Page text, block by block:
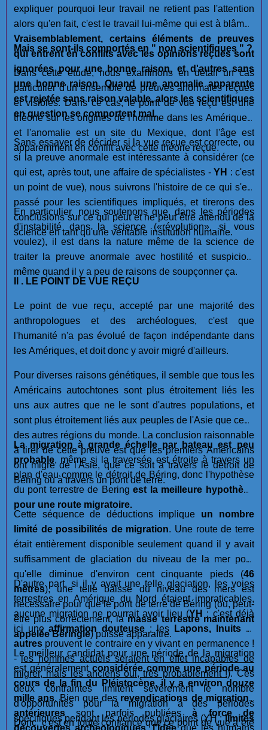
expliquer pourquoi leur travail ne retient pas l'attention
alors qu'en fait, c'est le travail lui-même qui est à blâmer.
Vraisemblablement, certains éléments de preuves
qui entrent en conflits avec les opinions reçues sont
ignorées pour une bonne raison, et d'autres sans
une bonne raison.Quand une anomalie apparente
est rejetée sans raison valable, alors les scientifiques
en question se comportent mal.
Mais se sont-ils comportés en " non scientifiques " ?
Dans cette étude, nous examinons en détail un cas
particulier d'un ensemble de preuves anormales reçues
et visibles. Dans ce cas, le point de vue reçu est une
théorie sur les origines de l'homme dans les Amériques,
et l'anomalie est un site du Mexique, dont l'âge est
apparemment en conflit avec cette théorie reçue.
Sans essayer de décider si la vue reçue est correcte, ou
si la preuve anormale est intéressante à considérer (ce
qui est, après tout, une affaire de spécialistes - YH : c'est
un point de vue), nous suivrons l'histoire de ce qui s'est
passé pour les scientifiques impliqués, et tirerons des
conclusions sur ce qui peut et ne peut être attendu de la
science en tant qu'une véritable institution humaine.
En particulier, nous soutenons que, dans les périodes
d'instabilité dans la science («révolution», si vous
voulez), il est dans la nature même de la science de
traiter la preuve anormale avec hostilité et suspicion,
même quand il y a peu de raisons de soupçonner ça.
II . LE POINT DE VUE REÇU
Le point de vue reçu, accepté par une majorité des
anthropologues et des archéologues, c'est que
l'humanité n'a pas évolué de façon indépendante dans
les Amériques, et doit donc y avoir migré d'ailleurs.
Pour diverses raisons génétiques, il semble que tous les
Américains autochtones sont plus étroitement liés les
uns aux autres que ne le sont d'autres populations, et
sont plus étroitement liés aux peuples de l'Asie que ceux
des autres régions du monde. La conclusion raisonnable
à tirer de cette preuve est que les premiers Américains
ont migré de l'Asie, que ce soit à travers le détroit de
Béring ou à travers un pont de terre.
La migration à grande échelle par bateau est peu
probable, même si la traversée est étroite à travers un
plan d'eau comme le détroit de Béring, donc l'hypothèse
du pont terrestre de Bering est la meilleure hypothèse
pour une route migratoire.
Cette séquence de déductions implique un nombre
limité de possibilités de migration. Une route de terre
était entièrement disponible seulement quand il y avait
suffisamment de glaciation du niveau de la mer pour
qu'elle diminue d'environ cent cinquante pieds (46
mètres), une telle baisse du niveau des mers est
nécessaire pour que le pont de terre de Béring (ou, peut-
être plus correctement, lamasse terrestre maintenant
appelée Béringie) puisse apparaître.
D'autre part, si il y avait une telle glaciation, les voies
terrestres en Amérique du Nord étaient impraticables,
aucune migration ne pourrait avoir lieu (YH : c'est déjà
ici une affirmation douteuse : les Lapons, Inuits et
autres prouvent le contraire en y vivant en permanence !
-les hommes actuels seraient en effet incapables de
migrer, mais les anciens oui, très probablement !). Ces
deux contraintes limitent sévèrement le nombre
d'opportunités pour la migration à des périodes
spécifiques pendant les périodes glaciaires (YH :limites
Le meilleur candidat pour une période de la migration
est généralement considérée comme une période au
cours de la fin du Pléistocène, il y a environ douze
mille ans. Bien que des revendications de migrations
antérieures sont parfois publiées à force de
Donc, c'est en toute confiance que ce point de vue a été